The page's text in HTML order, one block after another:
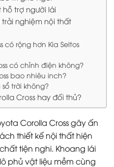
hỗ trợ người lái
nghiệm nội thất
có rộng hơn Kia Seltos
có chỉnh điện không?
bao nhiêu inch?
trời không?
Cross hay đối thủ?
Corolla Cross gây ấn
thiết kế nội thất hiện
tiện nghi. Khoang lái
phủ vật liệu mềm cùng